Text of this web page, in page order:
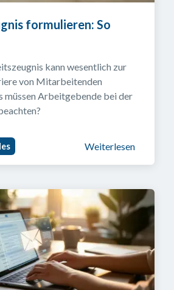
formulieren: So
kann wesentlich zur
von Mitarbeitenden
müssen Arbeitgebende bei der
Weiterlesen